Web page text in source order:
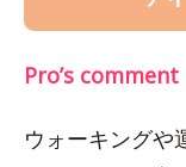
Pro’s comment
ウォーキングや